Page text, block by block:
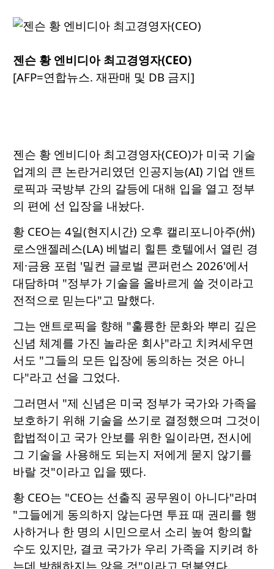
젠슨 황 엔비디아 최고경영자(CEO)
[AFP=연합뉴스. 재판매 및 DB 금지]
젠슨 황 엔비디아 최고경영자(CEO)가 미국 기술
업계의 큰 논란거리였던 인공지능(AI) 기업 앤트
로픽과 국방부 간의 갈등에 대해 입을 열고 정부
의 편에 선 입장을 내놨다.
황 CEO는 4일(현지시간) 오후 캘리포니아주(州)
로스앤젤레스(LA) 베벌리 힐튼 호텔에서 열린 경
제·금융 포럼 '밀컨 글로벌 콘퍼런스 2026'에서
대담하며 "정부가 기술을 올바르게 쓸 것이라고
전적으로 믿는다"고 말했다.
그는 앤트로픽을 향해 "훌륭한 문화와 뿌리 깊은
신념 체계를 가진 놀라운 회사"라고 치켜세우면
서도 "그들의 모든 입장에 동의하는 것은 아니
다"라고 선을 그었다.
그러면서 "제 신념은 미국 정부가 국가와 가족을
보호하기 위해 기술을 쓰기로 결정했으며 그것이
합법적이고 국가 안보를 위한 일이라면, 전시에
그 기술을 사용해도 되는지 저에게 묻지 않기를
바랄 것"이라고 입을 뗐다.
황 CEO는 "CEO는 선출직 공무원이 아니다"라며
"그들에게 동의하지 않는다면 투표 때 권리를 행
사하거나 한 명의 시민으로서 소리 높여 항의할
수도 있지만, 결코 국가가 우리 가족을 지키려 하
는데 방해하지는 않을 것"이라고 덧붙였다.